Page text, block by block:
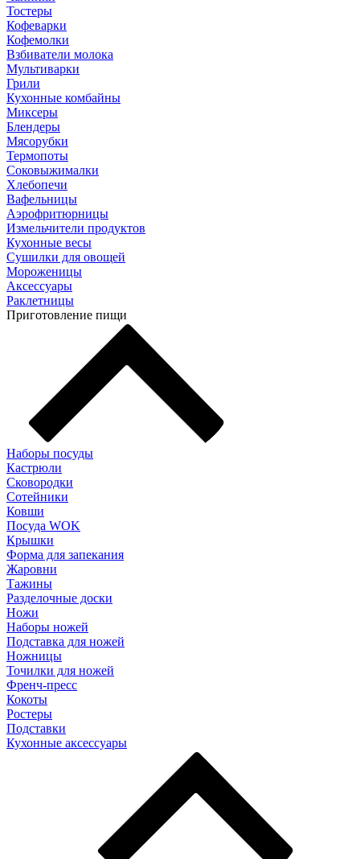
Тостеры
Кофеварки
Кофемолки
Взбиватели молока
Мультиварки
Грили
Кухонные комбайны
Mиксеры
Блендеры
Мясорубки
Термопоты
Соковыжималки
Хлебопечи
Вафельницы
Аэрофритюрницы
Измельчители продуктов
Кухонные весы
Сушилки для овощей
Мороженицы
Аксессуары
Раклетницы
Приготовление пищи
Наборы посуды
Кастрюли
Сковородки
Сотейники
Ковши
Посуда WOK
Крышки
Форма для запекания
Жаровни
Тажины
Разделочные доски
Ножи
Наборы ножей
Подставка для ножей
Ножницы
Точилки для ножей
Френч-пресс
Кокоты
Ростеры
Подставки
Кухонные аксессуары